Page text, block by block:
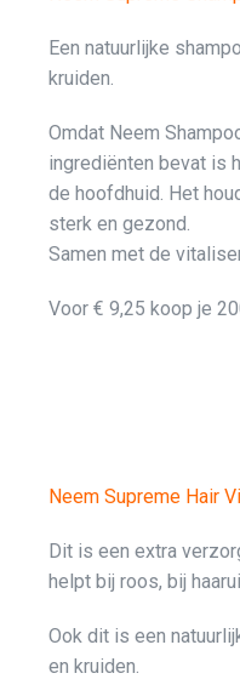
Een natuurlijke
kruiden.
Omdat Neem
ingrediënten bevat is
de hoofdhuid. Het
sterk en gezond.
Samen met de
Voor € 9,25 koop je
Neem Supreme Hair
Dit is een extra
helpt bij roos, bij
Ook dit is een
en kruiden.